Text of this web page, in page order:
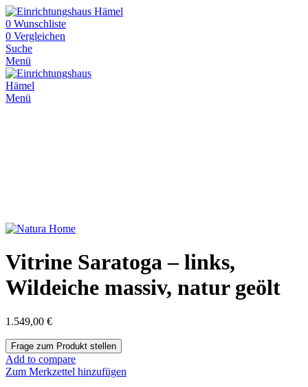
0 Wunschliste
0 Vergleichen
Suche
Menü
Menü
Vitrine Saratoga – links,
Wildeiche massiv, natur geölt
1.549,00 €
Add to compare
Zum Merkzettel hinzufügen